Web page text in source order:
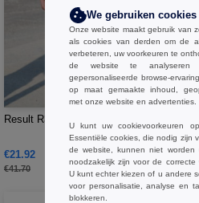
W1
Result R311X - Technische Short
€21.92
€41.70
-47%
We gebruiken cookies
Onze website maakt gebruik van
als cookies van derden om de
verbeteren, uw voorkeuren te
de website te
gepersonaliseerde browse-
op maat gemaakte inhoud,
met onze website en advertenties.
U kunt uw cookievoorkeuren
Essentiële cookies, die nodig zijn
de website, kunnen niet worden
noodzakelijk zijn voor de correcte
U kunt echter kiezen of u andere
voor personalisatie, analyse en
blokkeren.